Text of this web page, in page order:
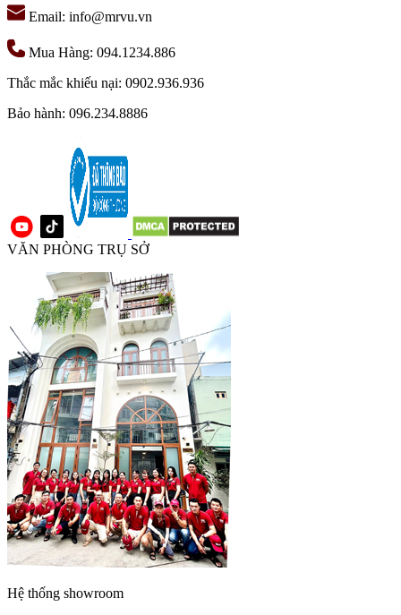
Email: info@mrvu.vn
Mua Hàng: 094.1234.886
Thắc mắc khiếu nại: 0902.936.936
Bảo hành: 096.234.8886
VĂN PHÒNG TRỤ SỞ
Hệ thống showroom